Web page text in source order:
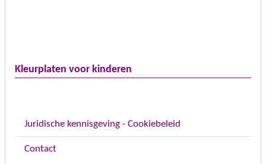
Kleurplaten voor kinderen
Juridische kennisgeving - Cookiebeleid
Contact